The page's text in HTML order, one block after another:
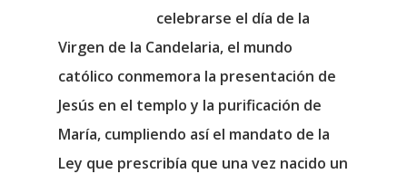
celebrarse el día de la
Virgen de la Candelaria, el mundo
católico conmemora la presentación de
Jesús en el templo y la purificación de
María, cumpliendo así el mandato de la
Ley que prescribía que una vez nacido un